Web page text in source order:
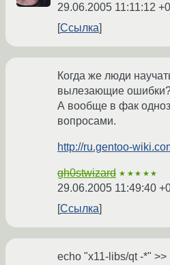
29.06.2005 11:11:12
Ссылка
Когда же люди
вылезающие
А вообще в фак
вопросами.
http://ru.gentoo-
gh0stwizard ★★★★★
29.06.2005 11:49:40
Ссылка
echo "x11-libs/qt -*" >>